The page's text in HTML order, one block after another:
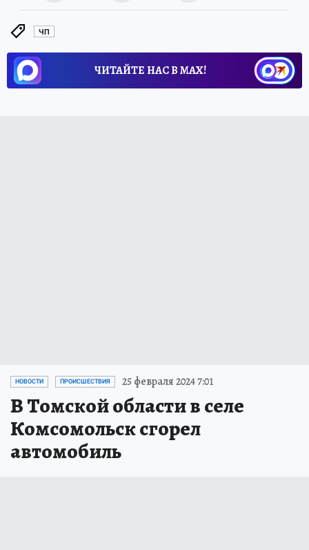
ЧП
ЧИТАЙТЕ НАС В МАХ!
НОВОСТИ ПРОИСШЕСТВИЯ 25 февраля 2024 7:01
В Томской области в селе
Комсомольск сгорел
автомобиль